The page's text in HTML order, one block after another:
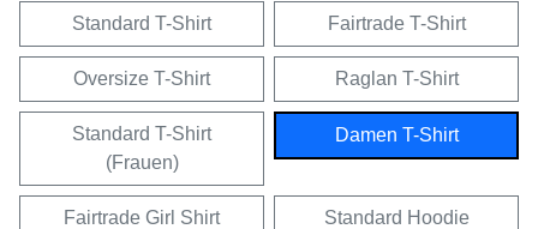
Standard T-Shirt Fairtrade T-Shirt
Oversize T-Shirt Raglan T-Shirt
Standard T-Shirt
(Frauen)
Damen T-Shirt
Fairtrade Girl Shirt Standard Hoodie